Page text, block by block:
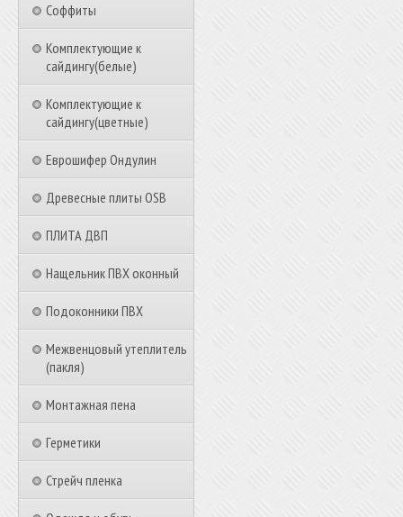
Соффиты
Комплектующие к
сайдингу(белые)
Комплектующие к
сайдингу(цветные)
Еврошифер Ондулин
Древесные плиты OSB
ПЛИТА ДВП
Нащельник ПВХ оконный
Подоконники ПВХ
Межвенцовый утеплитель
(пакля)
Монтажная пена
Герметики
Стрейч пленка